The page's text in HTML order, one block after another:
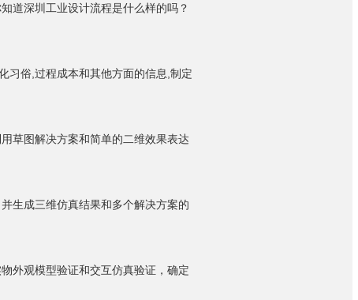
道深圳工业设计流程是什么样的吗？
习俗 ,过程成本和其他方面的信息 ,制定
草图解决方案和简单的二维效果表达
生成三维仿真结果和多个解决方案的
外观模型验证和交互仿真验证，确定